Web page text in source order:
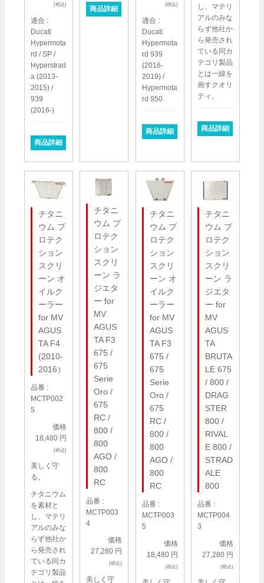
(税込)
適合 :
Ducati
Hypermota
rd / SP /
Hyperstrad
a (2013-
2015) /
939
(2016-)
商品詳細
商品詳細
(税込)
適合 :
Ducati
Hypermota
rd 939
(2016-
2019) /
Hypermota
rd 950
商品詳細
し、マテリ
アルのみな
らず他社か
ら発売され
ている同カ
テゴリ製品
とは一線を
画すクオリ
ティ。
商品詳細
チタニ
ウム プ
ロテク
ション
スクリ
ーン オ
イルク
ーラー
for MV
AGUS
TA F4
(2010-
2016）
品番 :
MCTP002
5
価格
18,480 円
(税込)
美しく守
る。
チタニウム
を素材と
し、マテリ
アルのみな
らず他社か
ら発売され
ている同カ
テゴリ製品
チタニ
ウム プ
ロテク
ション
スクリ
ーン ラ
ジエタ
ー for
MV
AGUS
TA F3
675 /
675
Serie
Oro /
675
RC /
800 /
800
AGO /
800
RC
品番 :
MCTP003
4
価格
27,280 円
(税込)
美しく守
チタニ
ウム プ
ロテク
ション
スクリ
ーン オ
イルク
ーラー
for MV
AGUS
TA F3
675 /
675
Serie
Oro /
675
RC /
800 /
800
AGO /
800
RC
品番 :
MCTP003
5
価格
18,480 円
(税込)
チタニ
ウム プ
ロテク
ション
スクリ
ーン ラ
ジエタ
ー for
MV
AGUS
TA
BRUTA
LE 675
/ 800 /
DRAG
STER
800 /
RIVAL
E 800 /
STRAD
ALE
800
品番 :
MCTP004
3
価格
27,280 円
(税込)